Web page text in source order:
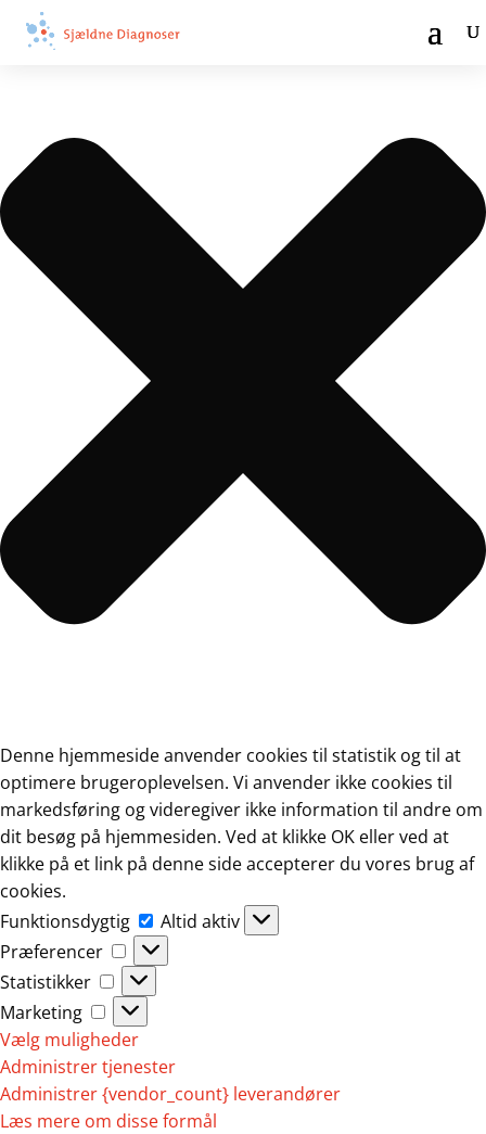
Administrer samtykke til cookies
Denne hjemmeside anvender cookies til statistik og til at
optimere brugeroplevelsen. Vi anvender ikke cookies til
markedsføring og videregiver ikke information til andre om
dit besøg på hjemmesiden. Ved at klikke OK eller ved at
klikke på et link på denne side accepterer du vores brug af
cookies.
Funktionsdygtig
Funktionsdygtig
Altid aktiv
Præferencer
Præferencer
Statistikker
Statistikker
Marketing
Marketing
Vælg muligheder
Administrer tjenester
Administrer {vendor_count} leverandører
Læs mere om disse formål